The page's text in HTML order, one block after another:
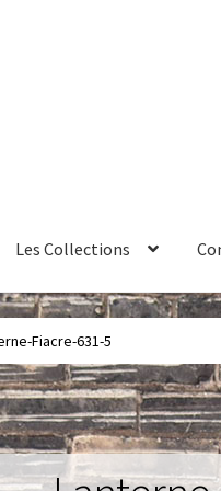
Les Collections
de venteContact
HuîtreLa philosophie
1 – Les Machines
Fiacre-631-5